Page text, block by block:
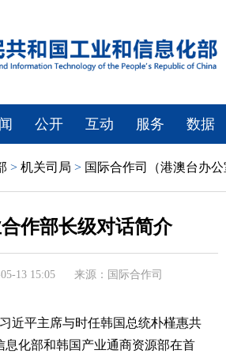
公开 互动 服务 数据
> 机关司局 > 国际合作司（港澳台办
作部长级对话简介
13 15:05 来源：国际合作司
近平主席与时任韩国总统朴槿惠共
息化部和韩国产业通商资源部在首